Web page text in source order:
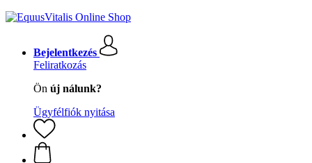
Bejelentkezés
Feliratkozás
Ön új nálunk?
Ügyfélfiók nyitása